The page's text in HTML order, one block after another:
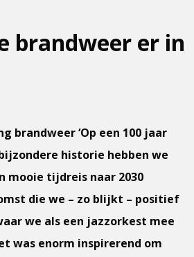
brandweer er in
brandweer ‘Op een 100 jaar
historie hebben we
mooie tijdreis naar 2030
die we – zo blijkt – positief
we als een jazzorkest mee
was enorm inspirerend om